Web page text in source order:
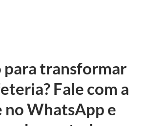
para transformar
Fale com a
no WhatsApp e